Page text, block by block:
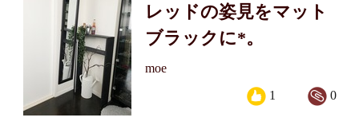
レッドの姿見をマット
ブラックに*。
moe
0
1